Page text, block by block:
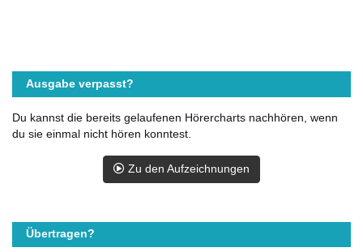
Ausgabe verpasst?
Du kannst die bereits gelaufenen Hörercharts nachhören, wenn
du sie einmal nicht hören konntest.
Zu den Aufzeichnungen
Übertragen?